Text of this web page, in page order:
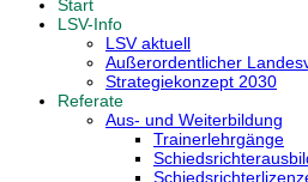
Start
LSV-Info
LSV aktuell
Außerordentlicher
Strategiekonzept 2030
Referate
Aus- und Weiterbildung
Trainerlehrgänge